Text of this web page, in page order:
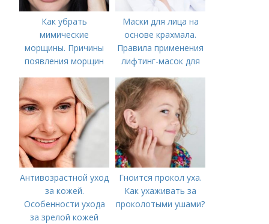
Как убрать
мимические
морщины. Причины
появления морщин
Маски для лица на
основе крахмала.
Правила применения
лифтинг-масок для
Антивозрастной уход
за кожей.
Особенности ухода
за зрелой кожей
Гноится прокол уха.
Как ухаживать за
проколотыми ушами?